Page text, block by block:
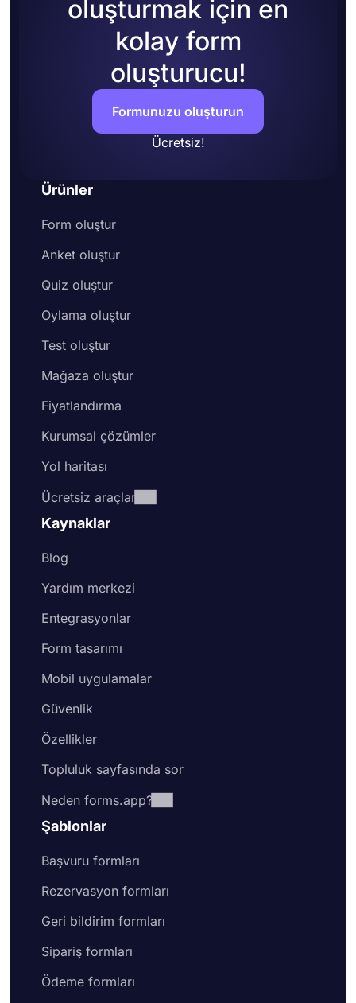
oluşturmak için en
kolay form
oluşturucu!
Formunuzu oluşturun
Ücretsiz!
Ürünler
Form oluştur
Anket oluştur
Quiz oluştur
Oylama oluştur
Test oluştur
Mağaza oluştur
Fiyatlandırma
Kurumsal çözümler
Yol haritası
Ücretsiz araçlar
Kaynaklar
Blog
Yardım merkezi
Entegrasyonlar
Form tasarımı
Mobil uygulamalar
Güvenlik
Özellikler
Topluluk sayfasında sor
Neden forms.app?
Şablonlar
Başvuru formları
Rezervasyon formları
Geri bildirim formları
Sipariş formları
Ödeme formları